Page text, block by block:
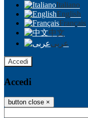
Italiano
English
Français
中文
عربى
Accedi
Accedi
button close ×